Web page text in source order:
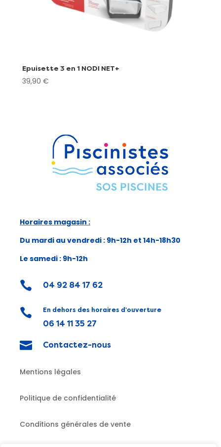
Epuisette 3 en 1 NODI NET+
39,90 €
Horaires magasin :
Du mardi au vendredi : 9h-12h et 14h-18h30
Le samedi : 9h-12h
 04 92 84 17 62
 En dehors des horaires d'ouverture
06 14 11 35 27
 Contactez-nous
Mentions légales
Politique de confidentialité
Conditions générales de vente